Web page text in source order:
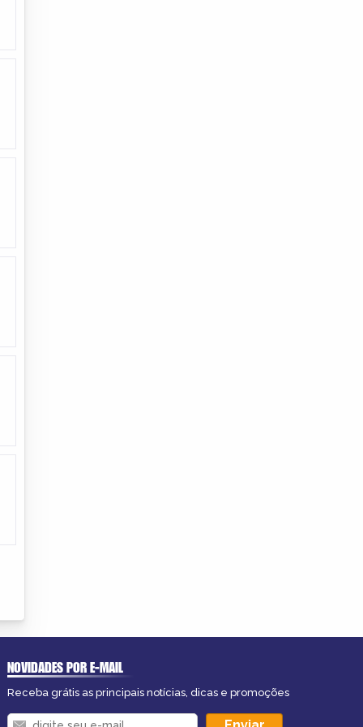
NOVIDADES POR E-MAIL
Receba grátis as principais notícias, dicas e promoções